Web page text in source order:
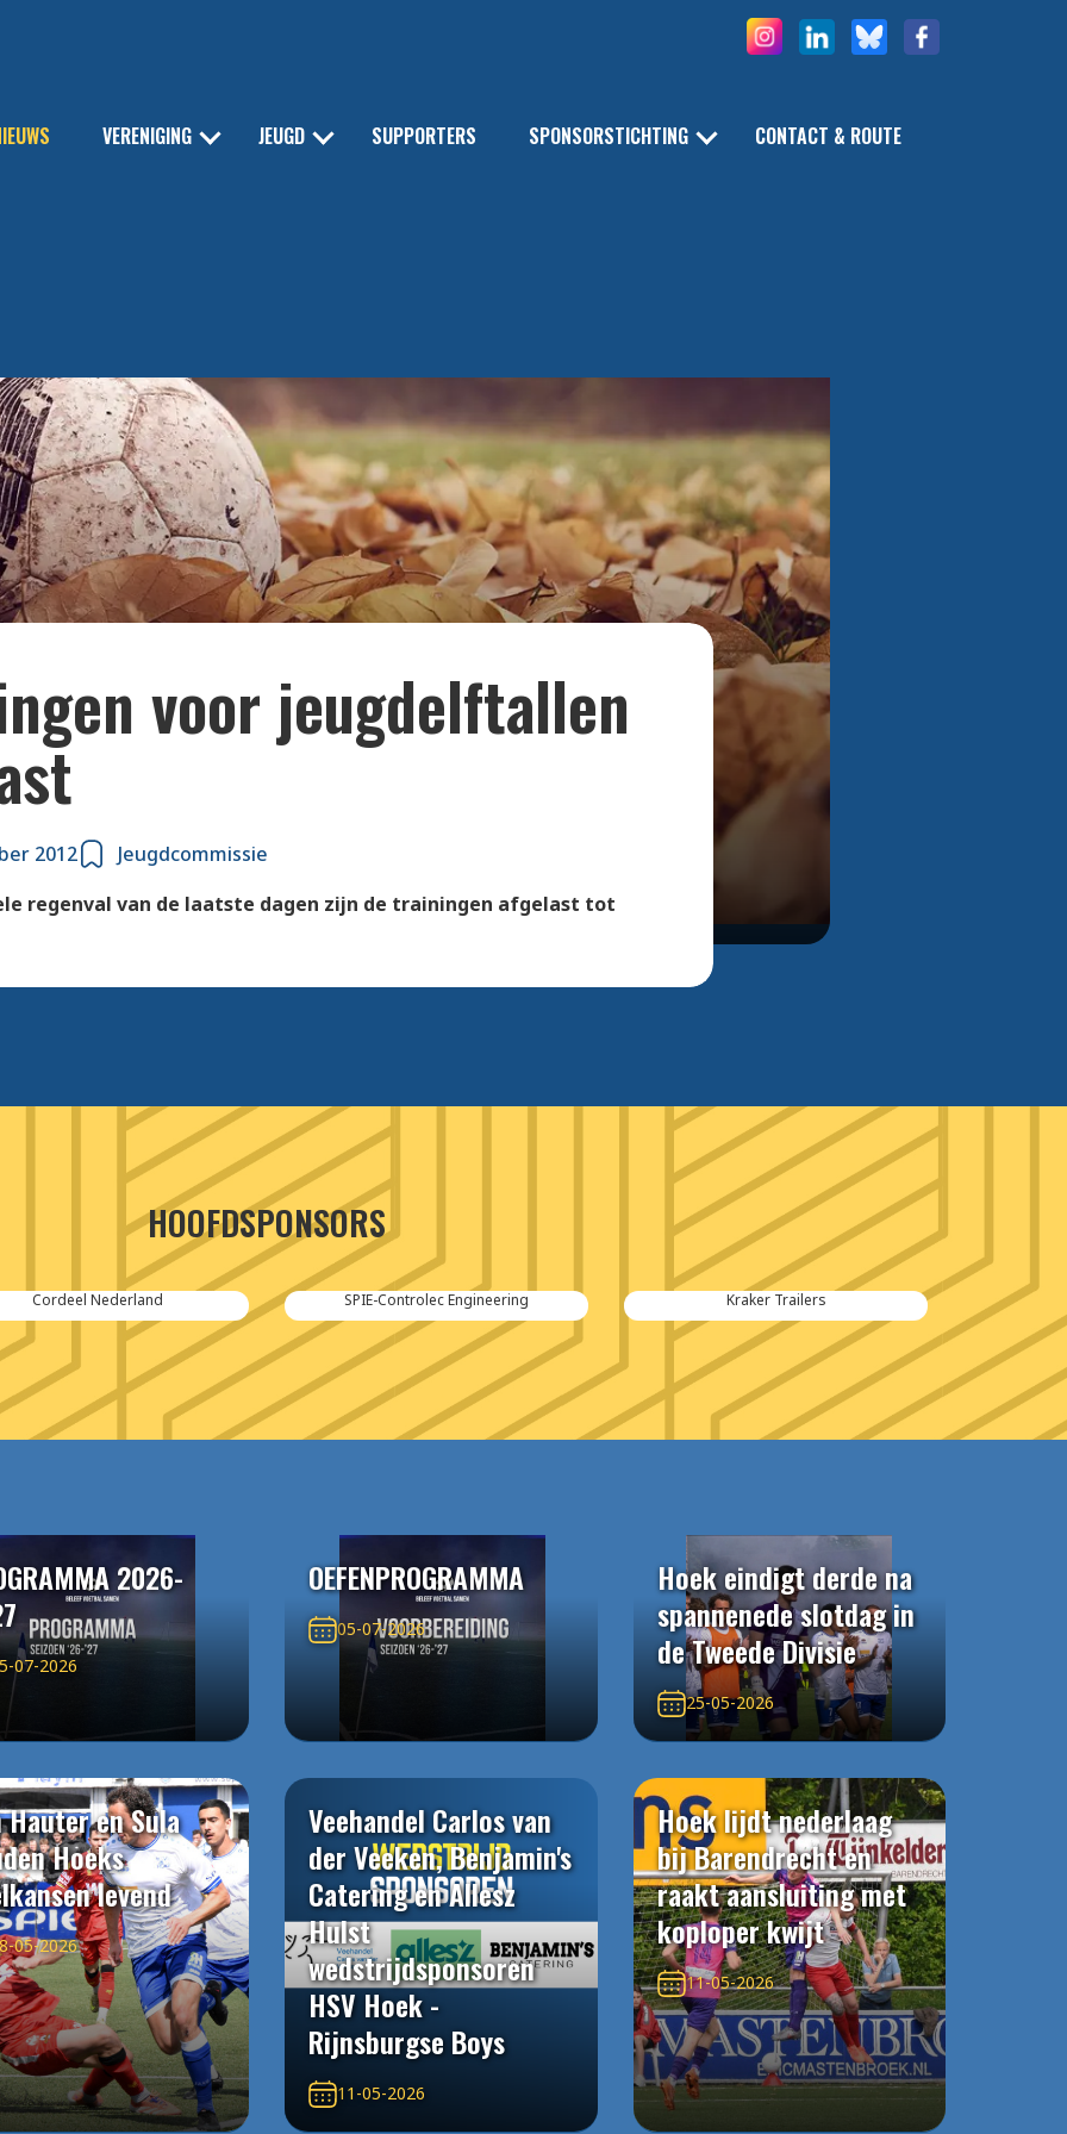
VERENIGING JEUGD SUPPORTERS SPONSORSTICHTING CONTACT & ROUTE
Bekijk alle foto's
voor jeugdelftallen
2012
Jeugdcommissie
regenval van de laatste dagen zijn de trainingen afgelast tot
HOOFDSPONSORS
Cordeel Nederland SPIE-Controlec Engineering Kraker Trailers
2026-
07-2026
OEFENPROGRAMMA
05-07-2026
Hoek eindigt derde na
spannenede slotdag in
de Tweede Divisie
25-05-2026
Hauter en Sula
Hoeks
levend
05-2026
Veehandel Carlos van
der Veeken, Benjamin's
Catering en Allesz
Hulst
wedstrijdsponsoren
HSV Hoek -
Rijnsburgse Boys
11-05-2026
Hoek lijdt nederlaag
bij Barendrecht en
raakt aansluiting met
koploper kwijt
11-05-2026